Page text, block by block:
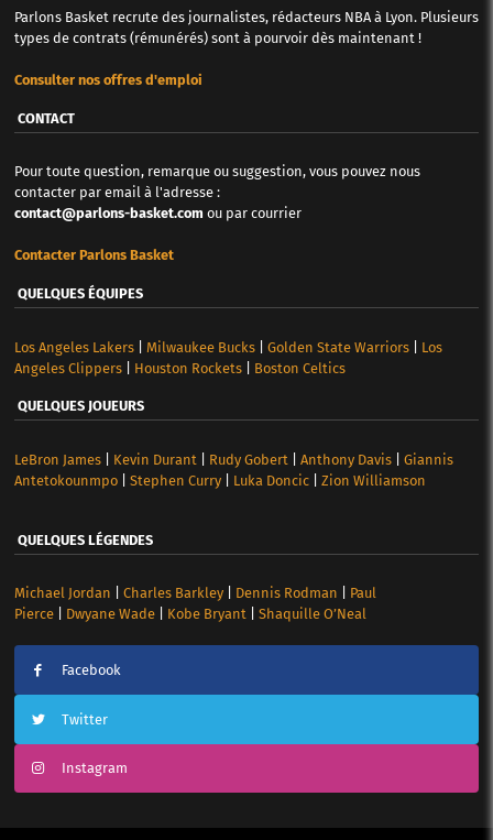
Parlons Basket recrute des journalistes, rédacteurs NBA à Lyon. Plusieurs
types de contrats (rémunérés) sont à pourvoir dès maintenant !
Consulter nos offres d'emploi
CONTACT
Pour toute question, remarque ou suggestion, vous pouvez nous
contacter par email à l'adresse :
contact@parlons-basket.com ou par courrier
Contacter Parlons Basket
QUELQUES ÉQUIPES
Los Angeles Lakers| Milwaukee Bucks| Golden State Warriors| Los
Angeles Clippers| Houston Rockets| Boston Celtics
QUELQUES JOUEURS
LeBron James| Kevin Durant| Rudy Gobert| Anthony Davis| Giannis
Antetokounmpo| Stephen Curry| Luka Doncic| Zion Williamson
QUELQUES LÉGENDES
Michael Jordan Charles Barkley| Dennis Rodman
Paul
Pierce| Dwyane Wade| Kobe Bryant| Shaquille O’Neal
Facebook
Twitter
Instagram